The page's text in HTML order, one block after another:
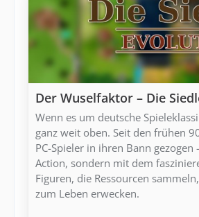
Der Wuselfaktor – Die
Wenn es um deutsche
ganz weit oben. Seit den frühen
PC-Spieler in ihren Bann
Action, sondern mit dem
Figuren, die Ressourcen
zum Leben erwecken.